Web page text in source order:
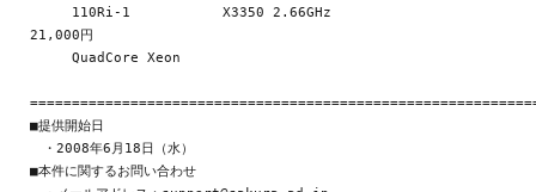
21,000円
■提供開始日
・2008年6月18日（水）
■本件に関するお問い合わせ